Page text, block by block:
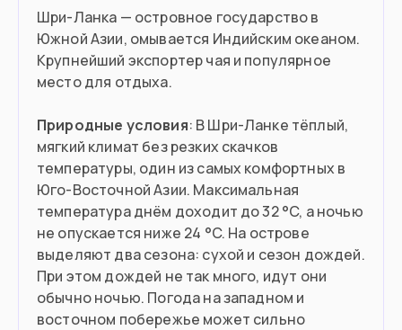
Готовы купить недвижимость от
$75,000
Хотите открыть здесь бизнес
доход
Готовы инвестировать от $100,000
Въезд в страну
Документ Загранпаспорт
Виза E-visa или виза по прилете
Шри-Ланка — островное государство в
Южной Азии, омывается Индийским океаном.
Крупнейший экспортер чая и популярное
место для отдыха.
Природные условия: В Шри-Ланке тёплый,
мягкий климат без резких скачков
температуры, один из самых комфортных в
Юго-Восточной Азии. Максимальная
температура днём доходит до 32 °C, а ночью
не опускается ниже 24 °C. На острове
выделяют два сезона: сухой и сезон дождей.
При этом дождей не так много, идут они
обычно ночью. Погода на западном и
восточном побережье может сильно